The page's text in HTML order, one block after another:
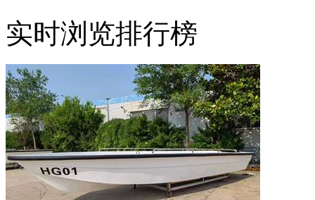
实时浏览排行榜